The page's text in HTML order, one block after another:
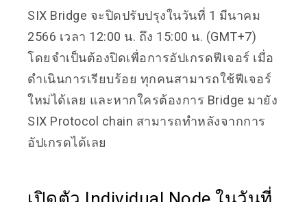
SIX Bridge จะปิดปรับปรุงในวันที่ 1 มีนาคม
2566 เวลา 12:00 น. ถึง 15:00 น. (GMT+7)
โดยจำเป็นต้องปิดเพื่อการอัปเกรดฟีเจอร์ เมื่อ
ดำเนินการเรียบร้อย ทุกคนสามารถใช้ฟีเจอร์
ใหม่ได้เลย และหากใครต้องการ Bridge มายัง
SIX Protocol chain สามารถทำหลังจากการ
อัปเกรดได้เลย